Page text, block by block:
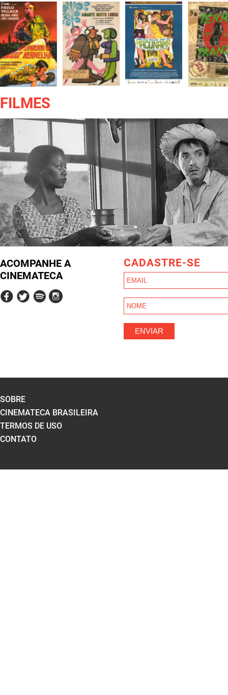
FILMES
ACOMPANHE A
CINEMATECA
CADASTRE-SE
SOBRE
CINEMATECA BRASILEIRA
TERMOS DE USO
CONTATO